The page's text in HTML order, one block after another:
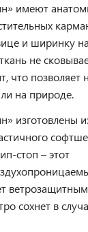
имеют
и ширинку
не
что позволяет
на природе.
изготовлены
стоп – этот
сохнет в